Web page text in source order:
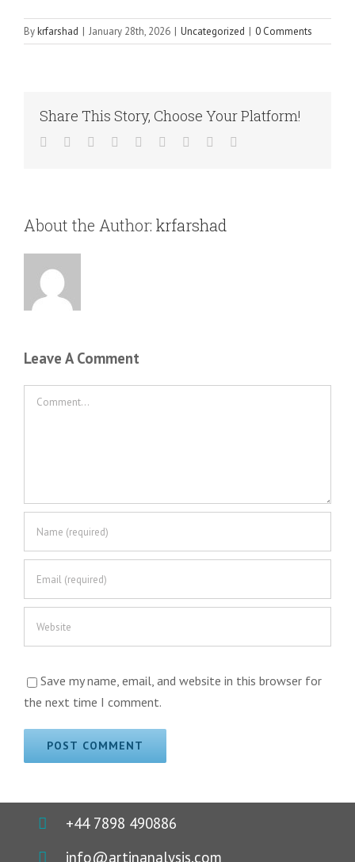
Bykrfarshad | January 28th, 2026 | Uncategorized | 0 Comments
Share This Story, Choose Your Platform!
Facebook
TwitterLinkedIn
Reddit WhatsApp
TumblrPinterest
About the Author: krfarshad
Leave A Comment
Comment
Save my name, email, and website in this browser for
the next time I comment.
+44 7898 490886
info@artinanalysis.com